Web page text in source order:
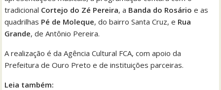
tradicional Cortejo do Zé Pereira, a Banda do Rosário e as
quadrilhas Pé de Moleque, do bairro Santa Cruz, e Rua
Grande, de Antônio Pereira.
A realização é da Agência Cultural FCA, com apoio da
Prefeitura de Ouro Preto e de instituições parceiras.
Leia também: